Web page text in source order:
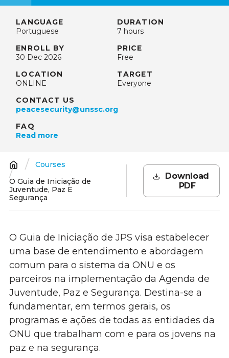
LANGUAGE
Portuguese
DURATION
7 hours
ENROLL BY
30 Dec 2026
PRICE
Free
LOCATION
ONLINE
TARGET
Everyone
CONTACT US
peacesecurity@unssc.org
FAQ
Read more
Breadcrumb
Courses
O Guia de Iniciação de
Juventude, Paz E
Segurança
Download
PDF
O Guia de Iniciação de JPS visa estabelecer
uma base de entendimento e abordagem
comum para o sistema da ONU e os
parceiros na implementação da Agenda de
Juventude, Paz e Segurança. Destina-se a
fundamentar, em termos gerais, os
programas e ações de todas as entidades da
ONU que trabalham com e para os jovens na
paz e na segurança.